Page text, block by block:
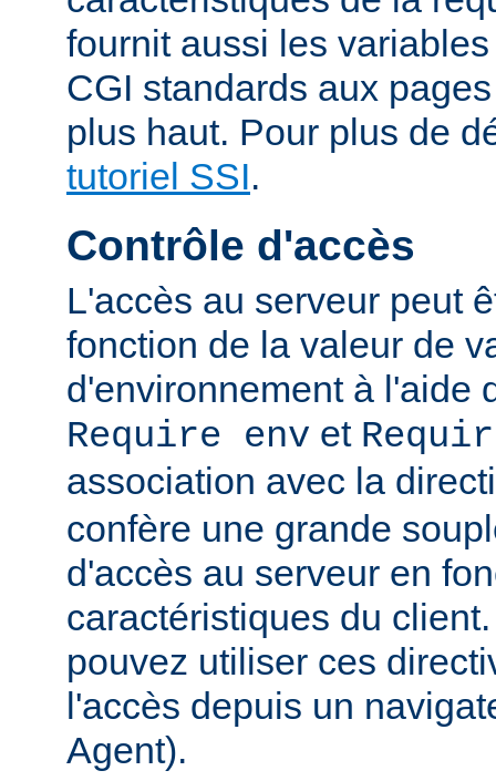
fournit aussi les
CGI standards aux
plus haut. Pour plus de
tutoriel SSI.
Contrôle d'accès
L'accès au serveur peut
fonction de la valeur de
d'environnement à l'aide
Require env et
association avec la
confère une grande
d'accès au serveur en
caractéristiques du
pouvez utiliser ces
l'accès depuis un
Agent).